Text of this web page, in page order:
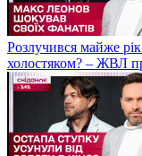
Розлучився майже
холостяком? – ЖВЛ